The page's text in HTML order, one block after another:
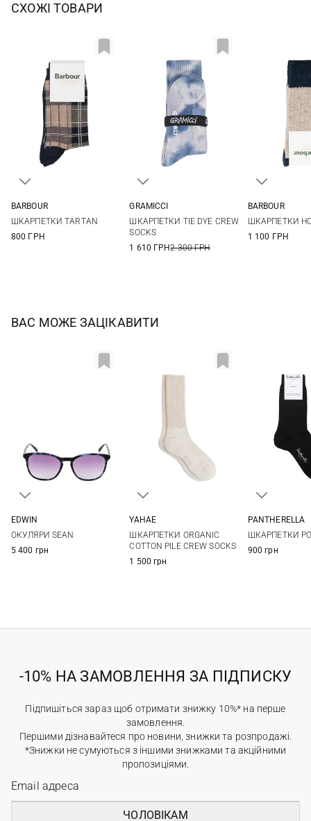
СХОЖІ ТОВАРИ
BARBOUR
ШКАРПЕТКИ TARTAN
800 ГРН
GRAMICCI
ШКАРПЕТКИ TIE DYE CREW
SOCKS
1 610 ГРН2 300 ГРН
BARBOUR
ШКАРПЕТКИ
1 100 ГРН
ВАС МОЖЕ ЗАЦІКАВИТИ
EDWIN
ОКУЛЯРИ SEAN
5 400 грн
YAHAE
ШКАРПЕТКИ ORGANIC
COTTON PILE CREW SOCKS
1 500 грн
PANTHERELLA
ШКАРПЕТКИ
900 грн
-10% НА ЗАМОВЛЕННЯ ЗА ПІДПИСКУ
Підпишіться зараз щоб отримати знижку 10%* на перше
замовлення.
Першими дізнавайтеся про новини, знижки та розпродажі.
*Знижки не сумуються з іншими знижками та акційними
пропозиціями.
ЧОЛОВІКАМ